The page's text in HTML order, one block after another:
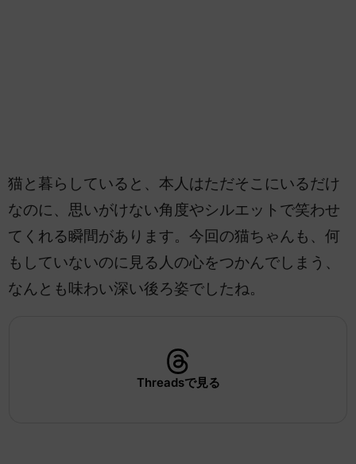
猫と暮らしていると、本人はただそこにいるだけ
なのに、思いがけない角度やシルエットで笑わせ
てくれる瞬間があります。今回の猫ちゃんも、何
もしていないのに見る人の心をつかんでしまう、
なんとも味わい深い後ろ姿でしたね。
Threadsで見る